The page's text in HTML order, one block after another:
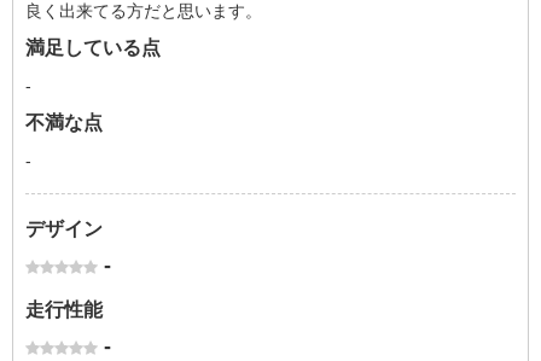
良く出来てる方だと思います。
満足している点
-
不満な点
-
デザイン
-
走行性能
-